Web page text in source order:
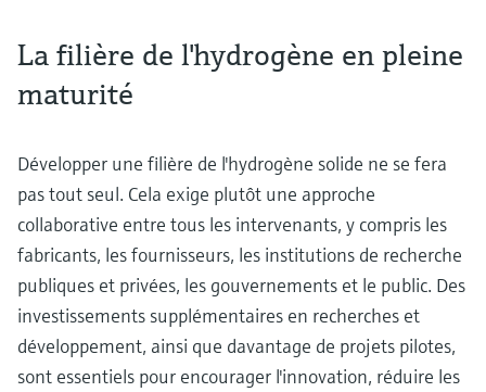
La filière de l'hydrogène en pleine
maturité
Développer une filière de l'hydrogène solide ne se fera
pas tout seul. Cela exige plutôt une approche
collaborative entre tous les intervenants, y compris les
fabricants, les fournisseurs, les institutions de recherche
publiques et privées, les gouvernements et le public. Des
investissements supplémentaires en recherches et
développement, ainsi que davantage de projets pilotes,
sont essentiels pour encourager l'innovation, réduire les